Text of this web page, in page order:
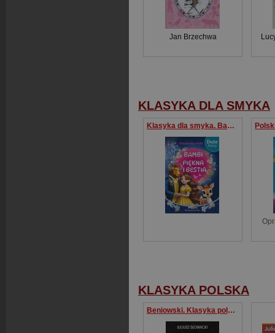
Jan Brzechwa
KLASYKA DLA SMYKA
Klasyka dla smyka. Bambi Piękna i bestia
KLASYKA POLSKA
Beniowski. Klasyka polska